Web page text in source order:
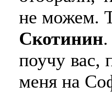
не можем.
Скотинин
поучу вас,
меня на